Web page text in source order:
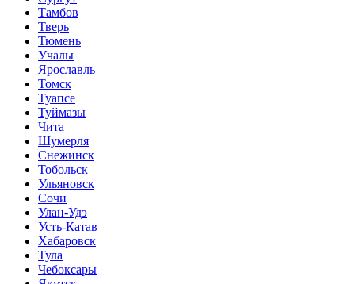
Тамбов
Тверь
Тюмень
Учалы
Ярославль
Томск
Туапсе
Туймазы
Чита
Шумерля
Снежинск
Тобольск
Ульяновск
Сочи
Улан-Удэ
Усть-Катав
Хабаровск
Тула
Чебоксары